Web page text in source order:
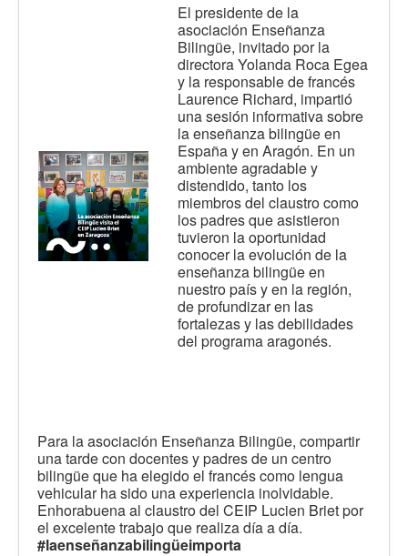
El presidente de la
asociación Enseñanza
Bilingüe, invitado por la
directora Yolanda Roca Egea
y la responsable de francés
Laurence Richard, impartió
una sesión informativa sobre
la enseñanza bilingüe en
España y en Aragón. En un
ambiente agradable y
distendido, tanto los
miembros del claustro como
los padres que asistieron
tuvieron la oportunidad
conocer la evolución de la
enseñanza bilingüe en
nuestro país y en la región,
de profundizar en las
fortalezas y las debilidades
del programa aragonés.
Para la asociación Enseñanza Bilingüe, compartir
una tarde con docentes y padres de un centro
bilingüe que ha elegido el francés como lengua
vehicular ha sido una experiencia inolvidable.
Enhorabuena al claustro del CEIP Lucien Briet por
el excelente trabajo que realiza día a día.
#laenseñanzabilingüeimporta